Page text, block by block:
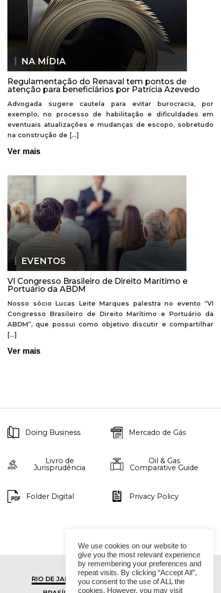
NA MÍDIA
Regulamentação do Renaval tem pontos de
atenção para beneficiários por Patrícia Azevedo
Advogada sugere cautela para evitar burocracia, por
exemplo, no processo de habilitação e dificuldades em
eventuais atualizações e mudanças de escopo, sobretudo
na construção de […]
Ver mais
EVENTOS
VI Congresso Brasileiro de Direito Marítimo e
Portuário da ABDM
Nosso sócio Lucas Leite Marques palestra no evento “VI
Congresso Brasileiro de Direito Marítimo e Portuário da
ABDM”, que possui como objetivo discutir e compartilhar
[…]
Ver mais
Doing Business Mercado de Gás
Livro de
Jurisprudência
Oil & Gas
Comparative Guide
Folder Digital Privacy Policy
RIO DE JANEIRO
SÃO PAULO
We use cookies on our website to
give you the most relevant experience
by remembering your preferences and
repeat visits. By clicking “Accept All”,
you consent to the use of ALL the
cookies. However, you may visit